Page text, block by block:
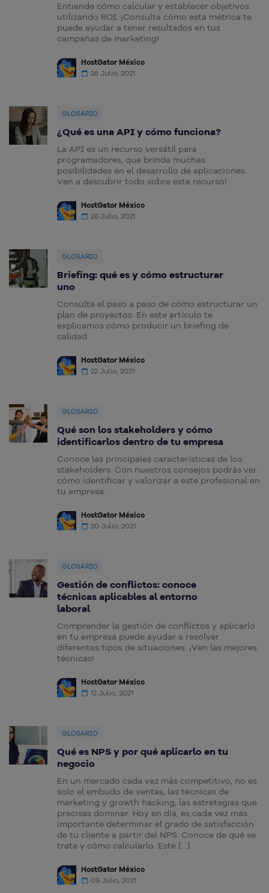
Entiende cómo calcular y establecer objetivos
utilizando ROI. ¡Consulta cómo esta métrica te
puede ayudar a tener resultados en tus
campañas de marketing!
HostGator México
28 Julio, 2021
GLOSARIO
¿Qué es una API y cómo funciona?
La API es un recurso versátil para
programadores, que brinda muchas
posibilidades en el desarrollo de aplicaciones.
Ven a descubrir todo sobre este recurso!
HostGator México
26 Julio, 2021
GLOSARIO
Briefing: qué es y cómo estructurar
uno
Consulta el paso a paso de cómo estructurar un
plan de proyectos. En este artículo te
explicamos cómo producir un briefing de
calidad.
HostGator México
22 Julio, 2021
GLOSARIO
Qué son los stakeholders y cómo
identificarlos dentro de tu empresa
Conoce las principales características de los
stakeholders. Con nuestros consejos podrás ver
cómo identificar y valorizar a este profesional en
tu empresa.
HostGator México
20 Julio, 2021
GLOSARIO
Gestión de conflictos: conoce
técnicas aplicables al entorno
laboral
Comprender la gestión de conflictos y aplicarlo
en tu empresa puede ayudar a resolver
diferentes tipos de situaciones. ¡Ven las mejores
técnicas!
HostGator México
12 Julio, 2021
GLOSARIO
Qué es NPS y por qué aplicarlo en tu
negocio
En un mercado cada vez más competitivo, no es
solo el embudo de ventas, las técnicas de
marketing y growth hacking, las estretegias que
precisas dominar. Hoy en día, es cada vez más
importante determinar el grado de satisfacción
de tu cliente a partir del NPS. Conoce de qué se
trata y cómo calcularlo. Este […]
HostGator México
09 Julio, 2021